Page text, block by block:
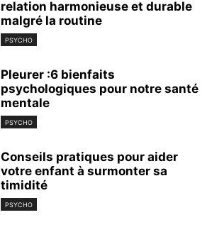
relation harmonieuse et durable
malgré la routine
PSYCHO
Pleurer :6 bienfaits
psychologiques pour notre santé
mentale
PSYCHO
Conseils pratiques pour aider
votre enfant à surmonter sa
timidité
PSYCHO